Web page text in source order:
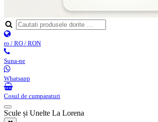
ro / RO / RON
Suna-ne
Whatsapp
Cosul de cumparaturi
Scule și Unelte La Lorena